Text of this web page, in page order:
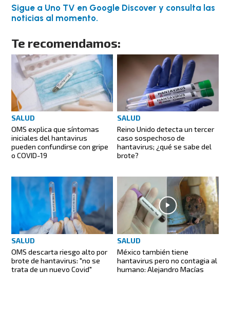
Sigue a Uno TV en Google Discover y consulta las
noticias al momento.
Te recomendamos:
SALUD
OMS explica que síntomas
iniciales del hantavirus
pueden confundirse con gripe
o COVID-19
SALUD
Reino Unido detecta un tercer
caso sospechoso de
hantavirus; ¿qué se sabe del
brote?
SALUD
OMS descarta riesgo alto por
brote de hantavirus: "no se
trata de un nuevo Covid"
SALUD
México también tiene
hantavirus pero no contagia al
humano: Alejandro Macías